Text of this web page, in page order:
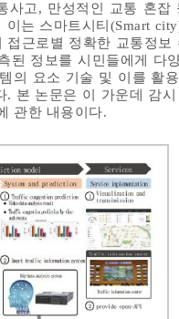
사고, 만성적인 교통 혼
이는 스마트시티(Smart
접근로별 정확한 교통정
된 정보를 시민들에게
의 요소 기술 및 이를 활
. 본 논문은 이 가운데 감
관한 내용이다.